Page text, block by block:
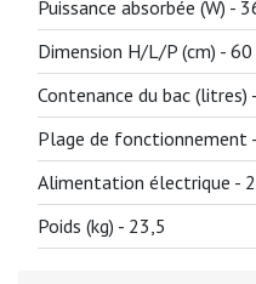
Puissance absorbée (W) -
Dimension H/L/P (cm) - 60
Contenance du bac (litres) -
Plage de fonctionnement
Alimentation électrique -
Poids (kg) - 23,5